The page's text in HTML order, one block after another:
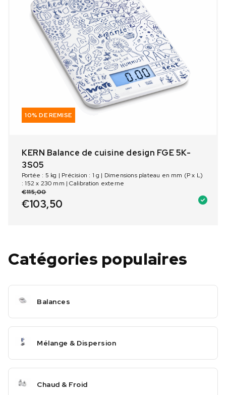
10% DE REMISE
KERN Balance de cuisine design FGE 5K-
3S05
Portée : 5 kg | Précision : 1 g | Dimensions plateau en mm (P x L)
: 152 x 230 mm | Calibration externe
€115,00
€103,50
Catégories populaires
Balances
Mélange & Dispersion
Chaud & Froid